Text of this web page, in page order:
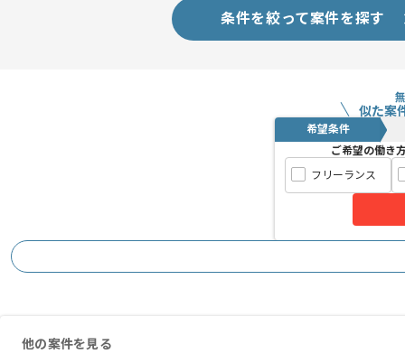
条件を絞って案件を探す
似た案
希望条件
ご希望の働き
フリーランス
他の案件を見る